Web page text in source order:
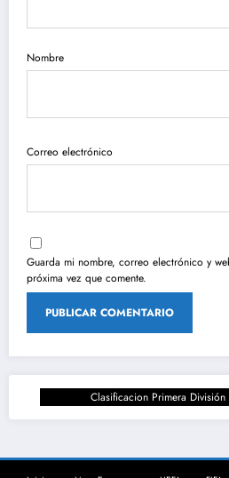
Nombre
Correo electrónico
Guarda mi nombre, correo electrónico y
próxima vez que comente.
Clasificacion Primera